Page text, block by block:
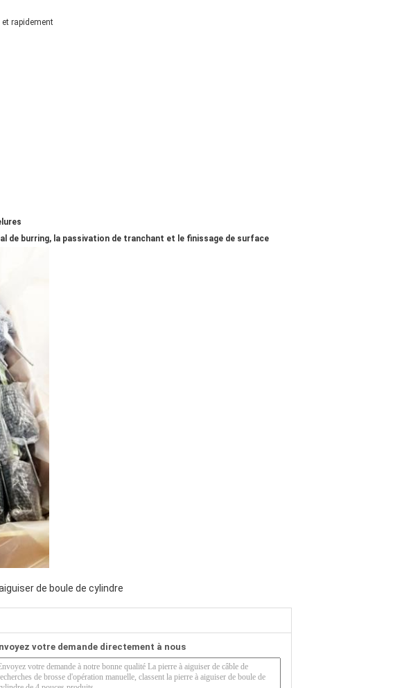
rapidement
de burring, la passivation de tranchant et le finissage de surface
de boule de cylindre
votre demande directement à nous